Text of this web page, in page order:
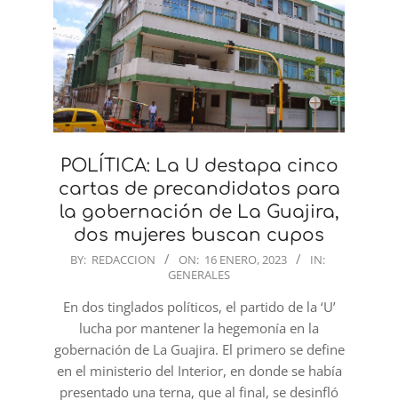
POLÍTICA: La U destapa cinco
cartas de precandidatos para
la gobernación de La Guajira,
dos mujeres buscan cupos
2023-
16
BY: REDACCION ON: 16 ENERO, 2023
IN:
GENERALES
En dos tinglados políticos, el partido de la ‘U’
lucha por mantener la hegemonía en la
gobernación de La Guajira. El primero se define
en el ministerio del Interior, en donde se había
presentado una terna, que al final, se desinfló